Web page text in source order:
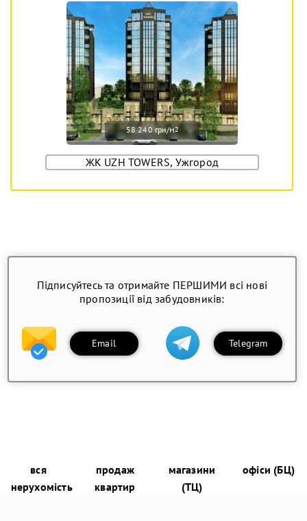
58 240 грн/м2
ЖК UZH TOWERS, Ужгород
Підписуйтесь та отримайте ПЕРШИМИ всі нові
пропозиції від забудовників:
Email Telegram
вся
нерухомість
продаж
квартир
магазини
(ТЦ)
офіси (БЦ)